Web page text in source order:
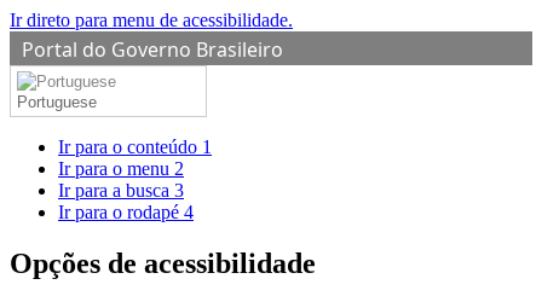
Ir direto para menu de acessibilidade.
Portal do Governo Brasileiro
Portuguese
Ir para o conteúdo 1
Ir para o menu 2
Ir para a busca 3
Ir para o rodapé 4
Opções de acessibilidade